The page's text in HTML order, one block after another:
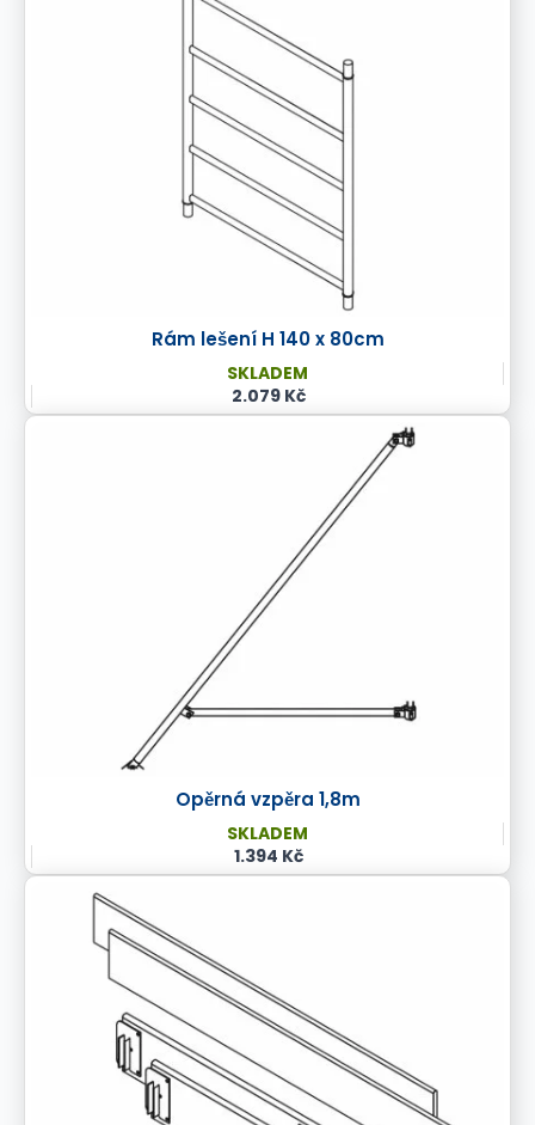
Rám lešení H 140 x 80cm
SKLADEM
2.079 Kč
Opěrná vzpěra 1,8m
SKLADEM
1.394 Kč